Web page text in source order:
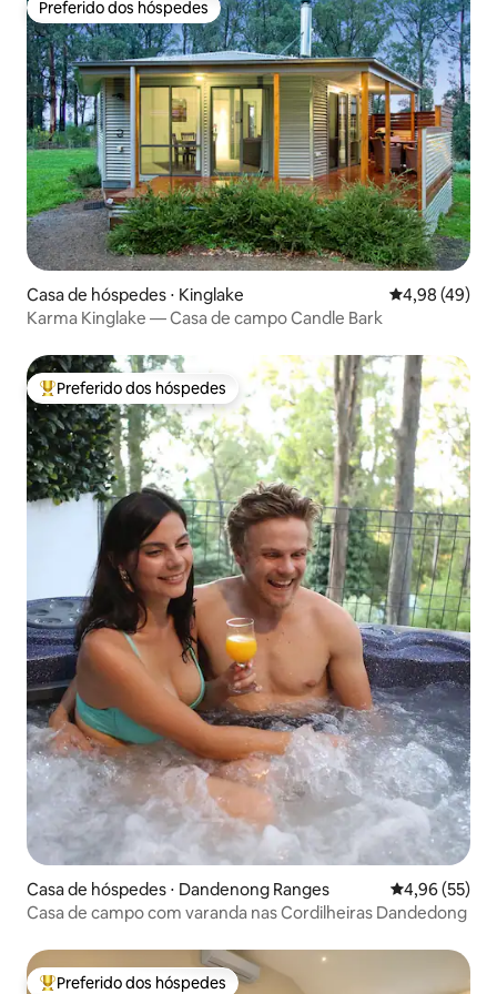
Preferido dos hóspedes
Preferido dos hóspedes
Casa de hóspedes ⋅ Kinglake 4,98 de uma
4,98 (49)
Karma Kinglake — Casa de campo Candle Bark
Entre os melhores preferidos dos hóspedes
Preferido dos hóspedes
Casa de hóspedes ⋅ Dandenong Ranges 4,96 de uma
4,96 (55)
Casa de campo com varanda nas Cordilheiras Dandedong
Preferido dos hóspedes